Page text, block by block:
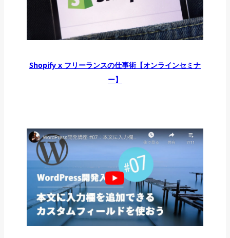
Shopify x フリーランスの仕事術【オンラインセミナ
ー】